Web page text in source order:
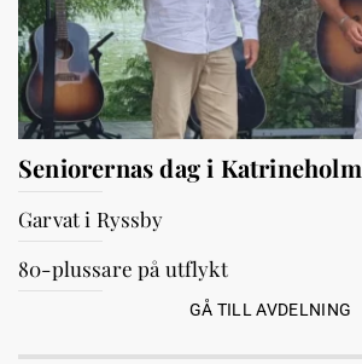
Seniorernas dag i Katrineholm
Garvat i Ryssby
80-plussare på utflykt
GÅ TILL AVDELNING